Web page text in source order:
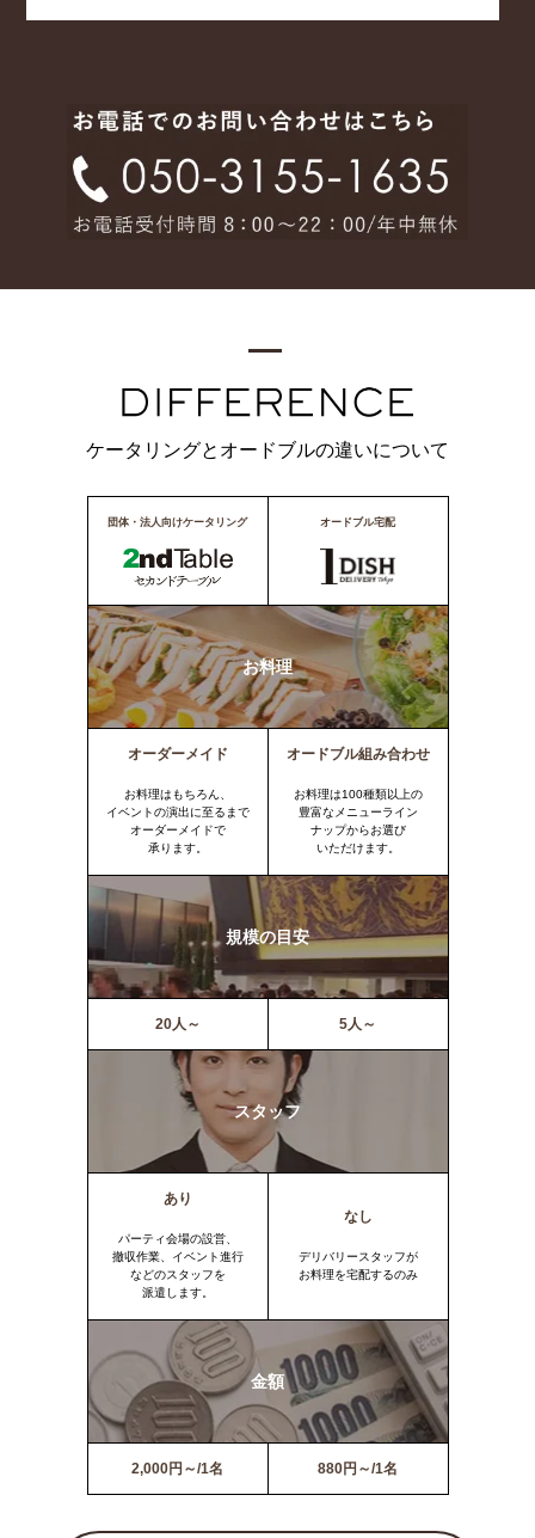
ケータリングとオードブルの違いについて
団体・法人向けケータリング オードブル宅配
お料理
オーダーメイド
お料理はもちろん、
イベントの演出に至るまで
オーダーメイドで
承ります。
オードブル組み合わせ
お料理は100種類以上の
豊富なメニューライン
ナップからお選び
いただけます。
規模の目安
20人～ 5人～
スタッフ
あり
パーティ会場の設営、
撤収作業、イベント進行
などのスタッフを
派遣します。
なし
デリバリースタッフが
お料理を宅配するのみ
金額
2,000円～/1名 880円～/1名